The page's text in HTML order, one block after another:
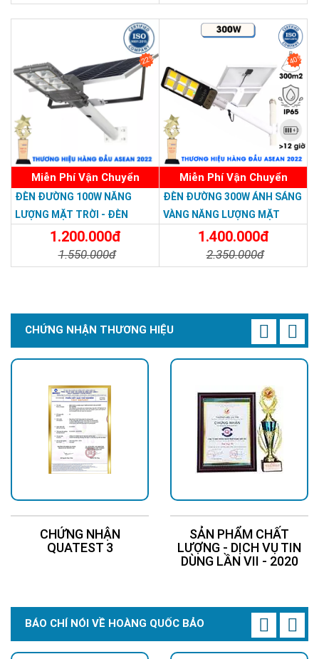
22%
Miễn Phí Vận Chuyển
ĐÈN ĐƯỜNG 100W NĂNG
LƯỢNG MẶT TRỜI - ĐÈN
ĐƯỜNG NĂNG LƯỢNG MẶT
TRỜI 100W GIÁ RẺ - Solar
Light 100W
1.200.000đ
1.550.000đ
40%
Miễn Phí Vận Chuyển
ĐÈN ĐƯỜNG 300W ÁNH SÁNG
VÀNG NĂNG LƯỢNG MẶT
TRỜI - Solar Light 300W
1.400.000đ
2.350.000đ
CHỨNG NHẬN THƯƠNG HIỆU
CHỨNG NHẬN
QUATEST 3
SẢN PHẨM CHẤT
LƯỢNG - DỊCH VỤ TIN
DÙNG LẦN VII - 2020
BÁO CHÍ NÓI VỀ HOÀNG QUỐC BẢO